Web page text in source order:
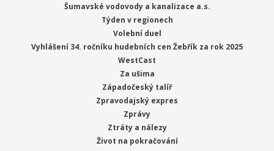
Šumavské vodovody a kanalizace a.s.
Týden v regionech
Volební duel
Vyhlášení 34. ročníku hudebních cen Žebřík za rok 2025
WestCast
Za ušima
Západočeský talíř
Zpravodajský expres
Zprávy
Ztráty a nálezy
Život na pokračování